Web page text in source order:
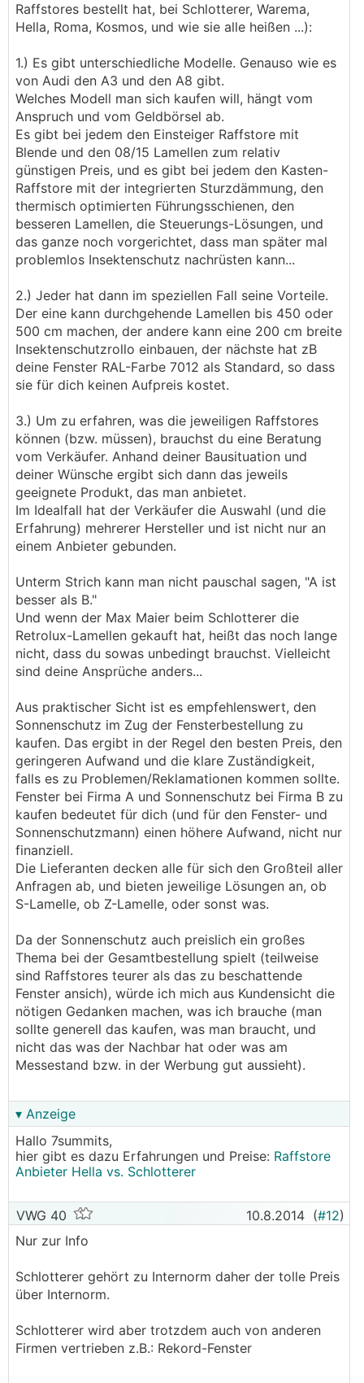
Raffstores bestellt hat, bei Schlotterer, Warema,
Hella, Roma, Kosmos, und wie sie alle heißen ...):
1.) Es gibt unterschiedliche Modelle. Genauso wie es
von Audi den A3 und den A8 gibt.
Welches Modell man sich kaufen will, hängt vom
Anspruch und vom Geldbörsel ab.
Es gibt bei jedem den Einsteiger Raffstore mit
Blende und den 08/15 Lamellen zum relativ
günstigen Preis, und es gibt bei jedem den Kasten-
Raffstore mit der integrierten Sturzdämmung, den
thermisch optimierten Führungsschienen, den
besseren Lamellen, die Steuerungs-Lösungen, und
das ganze noch vorgerichtet, dass man später mal
problemlos Insektenschutz nachrüsten kann...
2.) Jeder hat dann im speziellen Fall seine Vorteile.
Der eine kann durchgehende Lamellen bis 450 oder
500 cm machen, der andere kann eine 200 cm breite
Insektenschutzrollo einbauen, der nächste hat zB
deine Fenster RAL-Farbe 7012 als Standard, so dass
sie für dich keinen Aufpreis kostet.
3.) Um zu erfahren, was die jeweiligen Raffstores
können (bzw. müssen), brauchst du eine Beratung
vom Verkäufer. Anhand deiner Bausituation und
deiner Wünsche ergibt sich dann das jeweils
geeignete Produkt, das man anbietet.
Im Idealfall hat der Verkäufer die Auswahl (und die
Erfahrung) mehrerer Hersteller und ist nicht nur an
einem Anbieter gebunden.
Unterm Strich kann man nicht pauschal sagen, "A ist
besser als B."
Und wenn der Max Maier beim Schlotterer die
Retrolux-Lamellen gekauft hat, heißt das noch lange
nicht, dass du sowas unbedingt brauchst. Vielleicht
sind deine Ansprüche anders...
Aus praktischer Sicht ist es empfehlenswert, den
Sonnenschutz im Zug der Fensterbestellung zu
kaufen. Das ergibt in der Regel den besten Preis, den
geringeren Aufwand und die klare Zuständigkeit,
falls es zu Problemen/Reklamationen kommen sollte.
Fenster bei Firma A und Sonnenschutz bei Firma B zu
kaufen bedeutet für dich (und für den Fenster- und
Sonnenschutzmann) einen höhere Aufwand, nicht nur
finanziell.
Die Lieferanten decken alle für sich den Großteil aller
Anfragen ab, und bieten jeweilige Lösungen an, ob
S-Lamelle, ob Z-Lamelle, oder sonst was.
Da der Sonnenschutz auch preislich ein großes
Thema bei der Gesamtbestellung spielt (teilweise
sind Raffstores teurer als das zu beschattende
Fenster ansich), würde ich mich aus Kundensicht die
nötigen Gedanken machen, was ich brauche (man
sollte generell das kaufen, was man braucht, und
nicht das was der Nachbar hat oder was am
Messestand bzw. in der Werbung gut aussieht).
▾ Anzeige
Hallo 7summits,
hier gibt es dazu Erfahrungen und Preise: Raffstore
Anbieter Hella vs. Schlotterer
VWG 40 10.8.2014 (#12)
Nur zur Info
Schlotterer gehört zu Internorm daher der tolle Preis
über Internorm.
Schlotterer wird aber trotzdem auch von anderen
Firmen vertrieben z.B.: Rekord-Fenster